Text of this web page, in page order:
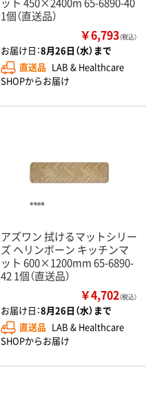
1個（直送品）
￥6,793（税込）
お届け日：8月26日（水）まで
直送品 LAB & Healthcare
SHOPからお届け
アズワン 拭けるマットシリー
ズ ヘリンボーン キッチンマ
ット 600×1200mm 65-6890-
42 1個（直送品）
￥4,702（税込）
お届け日：8月26日（水）まで
直送品 LAB & Healthcare
SHOPからお届け